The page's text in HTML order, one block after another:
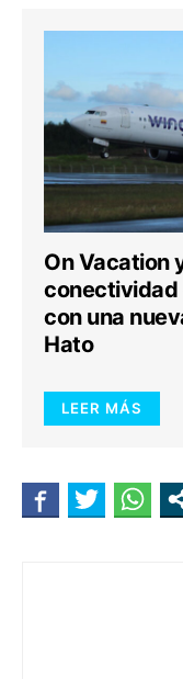
On Vacation
conectividad
con una
Hato
LEER MÁS